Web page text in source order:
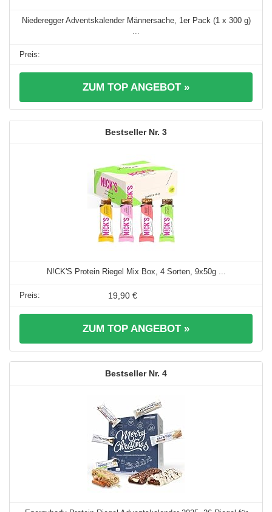
Niederegger Adventskalender Männersache, 1er Pack (1 x 300 g)
...
ZUM TOP ANGEBOT »
3
N!CK'S Protein Riegel Mix Box, 4 Sorten, 9x50g ...
19,90 €
ZUM TOP ANGEBOT »
4